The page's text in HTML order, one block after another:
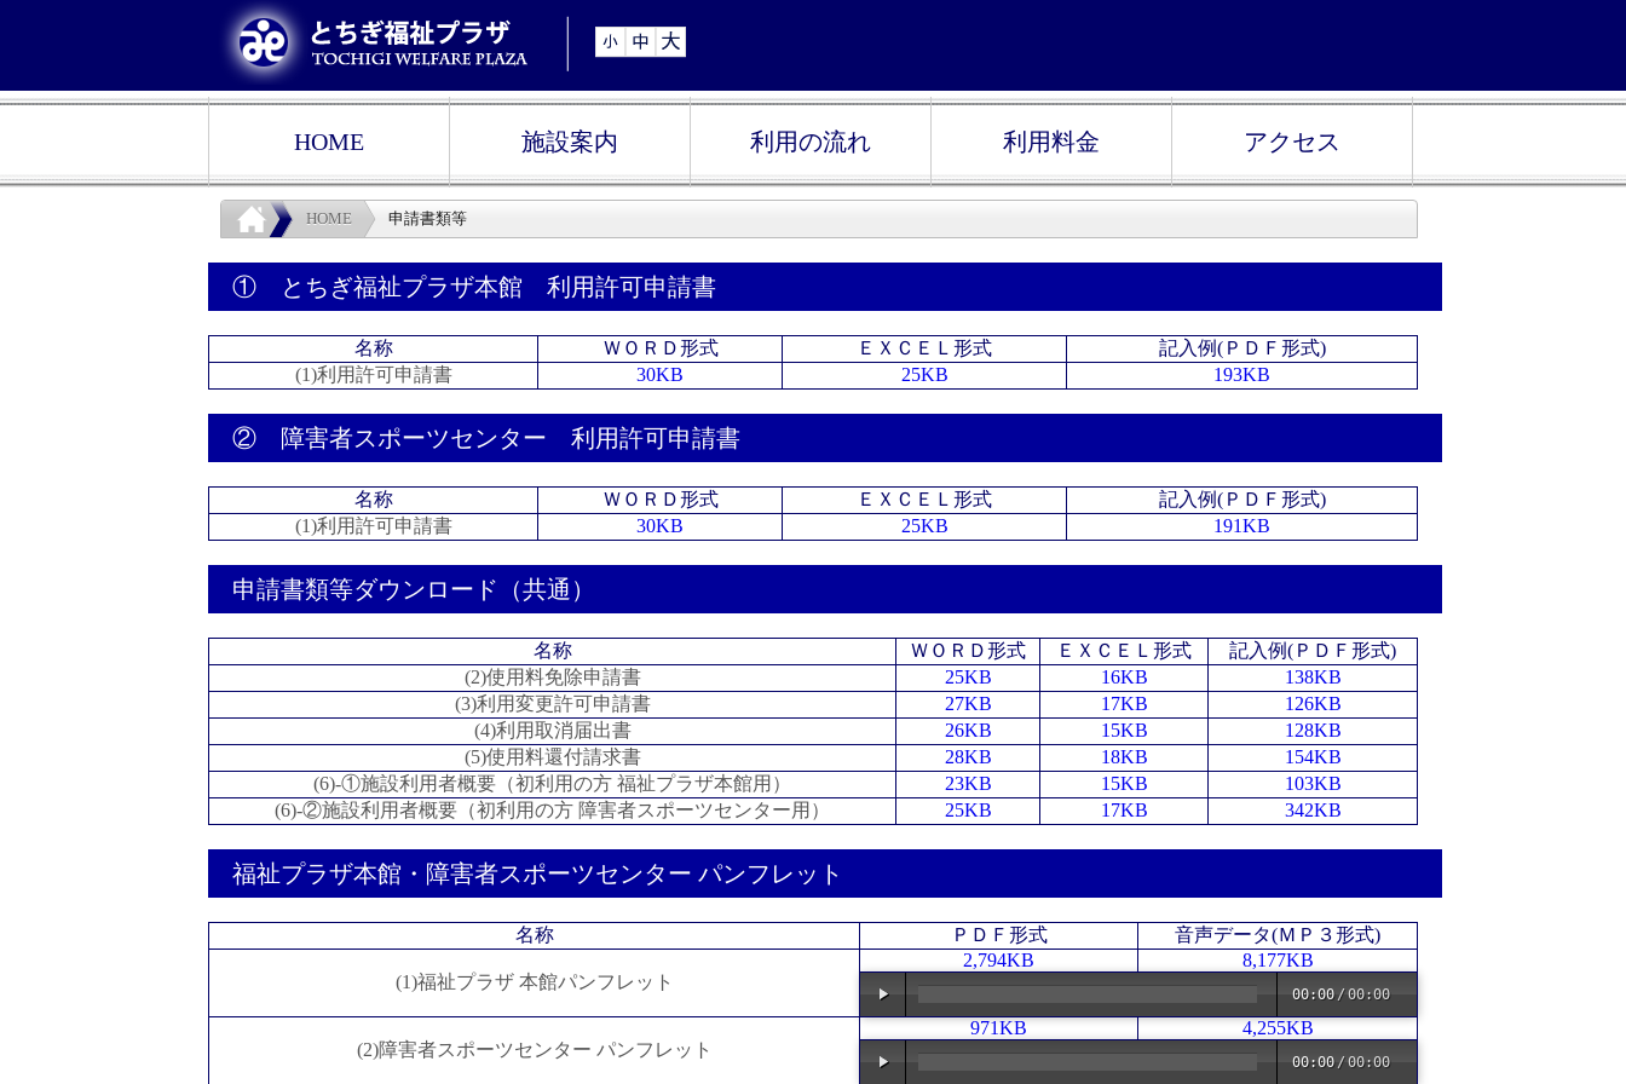
HOME 施設案内 利用の流れ 利用料金 アクセス
HOME 申請書類等
① とちぎ福祉プラザ本館 利用許可申請書
名称 ＷＯＲＤ形式 ＥＸＣＥＬ形式
記入例(ＰＤＦ形式)
(1)利用許可申請書
30KB 25KB 193KB
② 障害者スポーツセンター 利用許可申請書
名称 ＷＯＲＤ形式 ＥＸＣＥＬ形式
記入例(ＰＤＦ形式)
(1)利用許可申請書
30KB 25KB 191KB
申請書類等ダウンロード（共通）
名称 ＷＯＲＤ形式 ＥＸＣＥＬ形式
記入例(ＰＤＦ形式)
(2)使用料免除申請書
25KB 16KB
138KB
(3)利用変更許可申請書
27KB 17KB
126KB
(4)利用取消届出書
26KB 15KB
128KB
(5)使用料還付請求書
28KB 18KB
154KB
(6)-①施設利用者概要（初利用の方 福祉プラザ本館用）
23KB 15KB
103KB
(6)-②施設利用者概要（初利用の方 障害者スポーツセンター用）
25KB 17KB 342KB
福祉プラザ本館・障害者スポーツセンター パンフレット
名称 ＰＤＦ形式 音声データ(ＭＰ３形式)
(1)福祉プラザ 本館パンフレット
2,794KB 8,177KB
00:00 /00:00
(2)障害者スポーツセンター パンフレット
971KB 4,255KB
00:00 /00:00